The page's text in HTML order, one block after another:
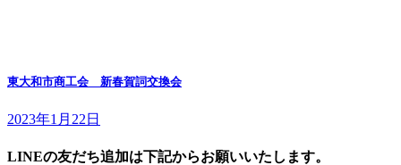
東大和市商工会 新春賀詞交換会
2023年1月22日
LINEの友だち追加は下記からお願いいたします。